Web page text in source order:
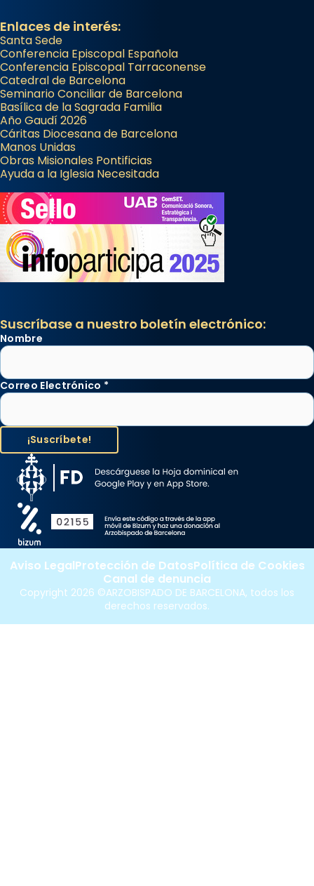
Enlaces de interés:
Santa Sede
Conferencia Episcopal Española
Conferencia Episcopal Tarraconense
Catedral de Barcelona
Seminario Conciliar de Barcelona
Basílica de la Sagrada Familia
Año Gaudí 2026
Cáritas Diocesana de Barcelona
Manos Unidas
Obras Misionales Pontificias
Ayuda a la Iglesia Necesitada
Suscríbase a nuestro boletín electrónico:
Nombre
Correo Electrónico *
Copyright 2026 ©ARZOBISPADO DE BARCELONA, todos los
derechos reservados.
Aviso LegalProtección de DatosPolítica de Cookies
Canal de denuncia